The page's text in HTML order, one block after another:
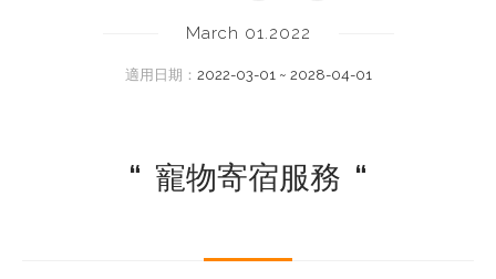
March 01.2022
適用日期： 2022-03-01 ~ 2028-04-01
“ 寵物寄宿服務 “